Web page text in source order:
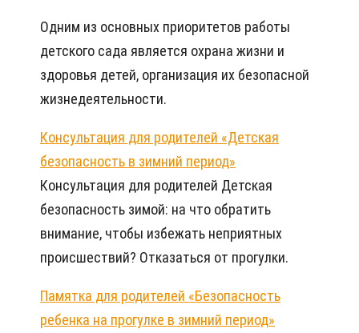
Одним из основных приоритетов работы
детского сада является охрана жизни и
здоровья детей, организация их безопасной
жизнедеятельности.
Консультация для родителей «Детская
безопасность в зимний период»
Консультация для родителей Детская
безопасность зимой: на что обратить
внимание, чтобы избежать неприятных
происшествий? Отказаться от прогулки.
Памятка для родителей «Безопасность
ребенка на прогулке в зимний период»